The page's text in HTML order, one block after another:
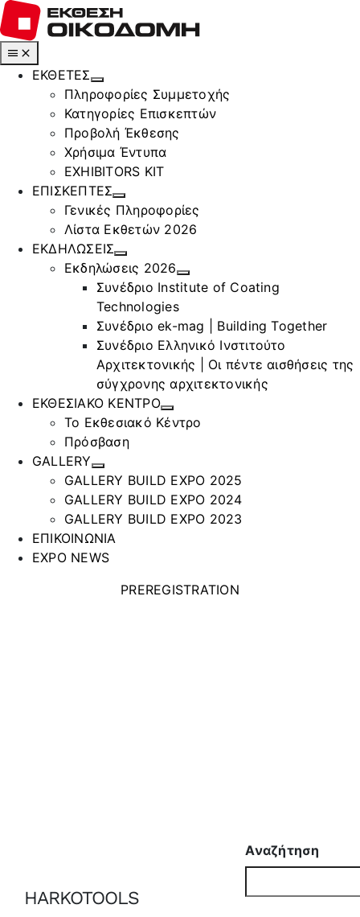
Μετάβαση
στο
περιεχόμενο
Toggle
Navigation
ΕΚΘΕΤΕΣ
Πληροφορίες Συμμετοχής
Κατηγορίες Επισκεπτών
Προβολή Έκθεσης
Χρήσιμα Έντυπα
EXHIBITORS KIT
ΕΠΙΣΚΕΠΤΕΣ
Γενικές Πληροφορίες
Λίστα Εκθετών 2026
ΕΚΔΗΛΩΣΕΙΣ
Εκδηλώσεις 2026
Συνέδριο Institute of Coating
Technologies
Συνέδριο ek-mag | Building Together
Συνέδριο Ελληνικό Ινστιτούτο
Αρχιτεκτονικής | Οι πέντε αισθήσεις της
σύγχρονης αρχιτεκτονικής
ΕΚΘΕΣΙΑΚΟ ΚΕΝΤΡΟ
Το Εκθεσιακό Κέντρο
Πρόσβαση
GALLERY
GALLERY BUILD EXPO 2025
GALLERY BUILD EXPO 2024
GALLERY BUILD EXPO 2023
ΕΠΙΚΟΙΝΩΝΙΑ
EXPO NEWS
PREREGISTRATION
HARKOTOOLS
Αναζήτηση